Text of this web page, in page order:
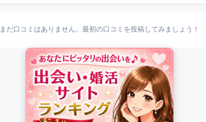
まだ口コミはありません。最初の口コミを投稿してみましょう！